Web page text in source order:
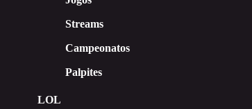
Streams
Campeonatos
Palpites
LOL